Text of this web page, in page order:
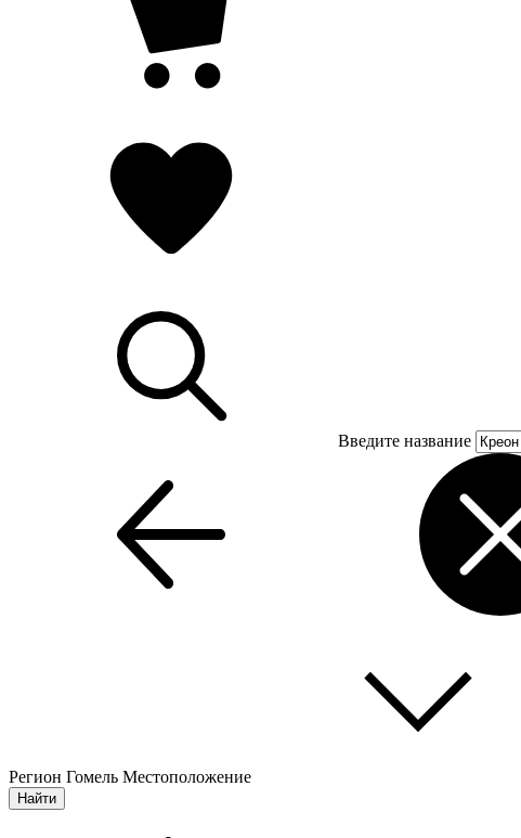
Введите название
Регион Гомель Местоположение